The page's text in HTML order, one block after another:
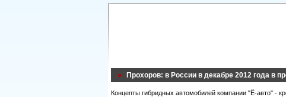
Прохоров: в России в декабре 2012 года в
Концепты гибридных автомобилей компании "Ё-авто" -